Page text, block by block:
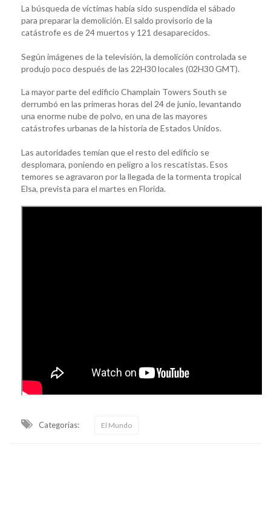
La búsqueda de víctimas había sido suspendida el sábado
para preparar la demolición. El saldo provisorio de la
catástrofe es de 24 muertos y 121 desaparecidos.
Según imágenes de la televisión, la demolición controlada se
produjo poco después de las 22H30 locales (02H30 GMT).
La mayor parte del edificio Champlain Towers South se
derrumbó en las primeras horas del 24 de junio, levantando
una enorme nube de polvo, en una de las mayores
catástrofes urbanas de la historia de Estados Unidos.
Las autoridades temían que el resto del edificio se
desplomara, poniendo en peligro a los rescatistas. Esos
temores se agravaron por la llegada de la tormenta tropical
Elsa, prevista para el martes en Florida.
Categorias: El Mundo